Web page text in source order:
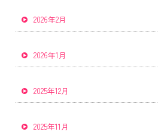
2026年2月
2026年1月
2025年12月
2025年11月